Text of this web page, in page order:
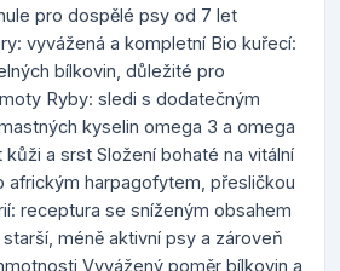
pro dospělé psy od 7 let
vyvážená a kompletní Bio kuřecí:
bílkovin, důležité pro
Ryby: sledi s dodatečným
kyselin omega 3 a omega
a srst Složení bohaté na vitální
africkým harpagofytem, přesličkou
receptura se sníženým obsahem
méně aktivní psy a zároveň
Vyvážený poměr bílkovin a